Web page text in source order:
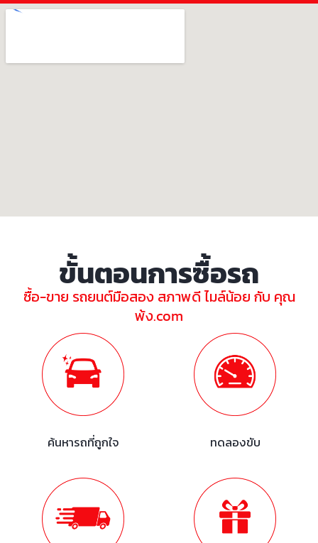
ขั้นตอนการซื้อรถ
ซื้อ-ขาย รถยนต์มือสอง สภาพดี ไมล์น้อย กับ คุณ
พ้ง.com
ค้นหารถที่ถูกใจ ทดลองขับ